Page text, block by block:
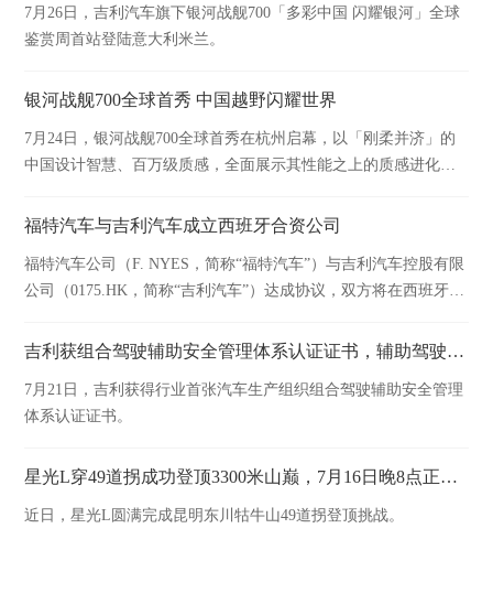
7月26日，吉利汽车旗下银河战舰700「多彩中国 闪耀银河」全球
鉴赏周首站登陆意大利米兰。
银河战舰700全球首秀 中国越野闪耀世界
7月24日，银河战舰700全球首秀在杭州启幕，以「刚柔并济」的
中国设计智慧、百万级质感，全面展示其性能之上的质感进化，
福特汽车与吉利汽车成立西班牙合资公司
福特汽车公司（F. NYES，简称“福特汽车”）与吉利汽车控股有限
公司（0175.HK，简称“吉利汽车”）达成协议，双方将在西班牙瓦
吉利获组合驾驶辅助安全管理体系认证证书，辅助驾驶安全保障能力获国家级权威机构认可
7月21日，吉利获得行业首张汽车生产组织组合驾驶辅助安全管理
体系认证证书。
星光L穿49道拐成功登顶3300米山巅，7月16日晚8点正式上市
近日，星光L圆满完成昆明东川牯牛山49道拐登顶挑战。